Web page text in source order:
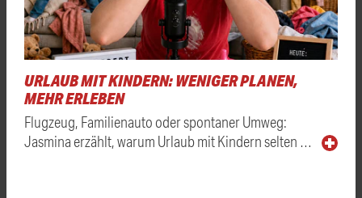
URLAUB MIT KINDERN: WENIGER PLANEN,
MEHR ERLEBEN
Flugzeug, Familienauto oder spontaner Umweg:
Jasmina erzählt, warum Urlaub mit Kindern selten …